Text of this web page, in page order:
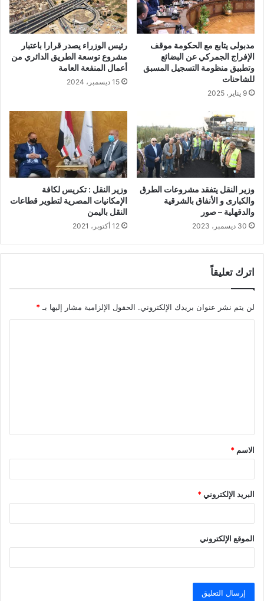
مدبولى يتابع مع الحكومة موقف
الإفراج الجمركي عن البضائع
وتطبيق منظومة التسجيل المسبق
للشاحنات
9 يناير، 2025
رئيس الوزراء يصدر قرارا باعتبار
مشروع توسعة الطريق الدائري من
أعمال المنفعة العامة
15 ديسمبر، 2024
وزير النقل يتفقد مشروعات الطرق
والكبارى و الأنفاق بالشرقية
والدقهلية – صور
30 ديسمبر، 2023
وزير النقل : تكريس لكافة
الإمكانيات المصرية لتطوير قطاعات
النقل باليمن
12 أكتوبر، 2021
اترك تعليقاً
لن يتم نشر عنوان بريدك الإلكتروني. الحقول الإلزامية مشار إليها بـ *
ق
*
الاسم *
البريد الإلكتروني*
الموقع الإلكتروني